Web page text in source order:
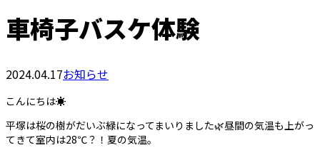
車椅子バスケ体験
2024.04.17お知らせ
こんにちは☀️
平塚は桜の樹がだいぶ緑になってまいりました🌿昼間の気温も上がっ
てきて室内は28℃？！夏の気温。